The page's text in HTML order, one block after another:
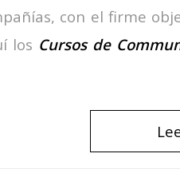
con el firme
los Cursos de